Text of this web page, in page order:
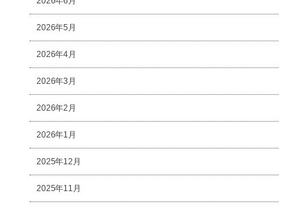
2026年5月
2026年4月
2026年3月
2026年2月
2026年1月
2025年12月
2025年11月